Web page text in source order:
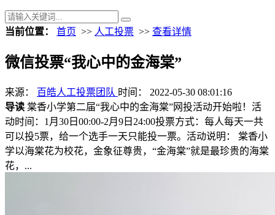
当前位置： 首页 >> 人工投票 >> 查看详情
微信投票“我心中的金海棠”
来源： 百皓人工投票团队 时间： 2022-05-30 08:01:16
导读 棠香小学第二届“我心中的金海棠”网投活动开始啦！活
动时间：1月30日00:00-2月9日24:00投票方式：每人每天一共
可以投5票，给一个选手一天只能投一票。活动说明： 棠香小
学以海棠花为校花，金象征尊贵，“金海棠”就是最珍贵的海棠
花，...